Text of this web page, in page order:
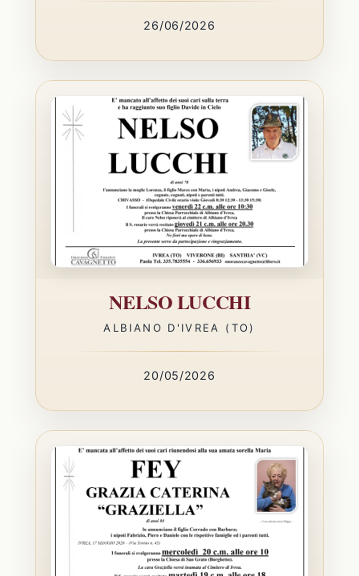
26/06/2026
NELSO LUCCHI
ALBIANO D'IVREA (TO)
20/05/2026